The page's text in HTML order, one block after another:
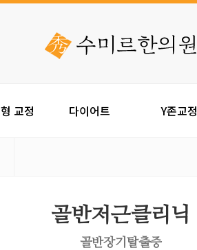
교정 다이어트 Y존교정
골반저근클리닉
골반장기탈출증